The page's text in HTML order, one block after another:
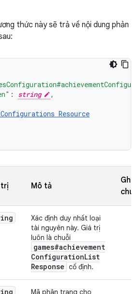
thức này sẽ trả về nội dung phản
: string
,
Resource
trị Mô tả
Ghi
chú
Xác định duy nhất loại
tài nguyên này. Giá trị
luôn là chuỗi
games#achievement
ConfigurationList
Response cố định.
Mã phân trang cho